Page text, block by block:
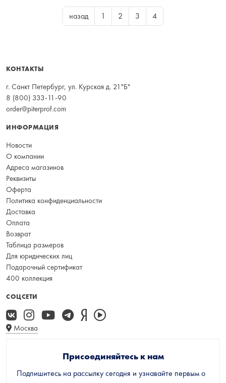
назад 1 2 3 4
КОНТАКТЫ
г. Санкт Петербург, ул. Курская д. 21"Б"
8 (800) 333-11-90
order@piterprof.com
ИНФОРМАЦИЯ
Новости
О компании
Адреса магазинов
Реквизиты
Оферта
Политика конфиденциальности
Доставка
Оплата
Возврат
Таблица размеров
Для юридических лиц
Подарочный сертификат
400 коллекция
СОЦСЕТИ
Москва
Присоединяйтесь к нам
Подпишитесь на рассылку сегодня и узнавайте первым о